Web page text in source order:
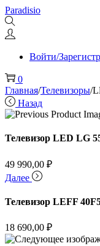
Перейти
к
навигации
Перейти
к
содержимому
Paradisio
Войти/
0
Главная/Телевизоры/
Назад
Телевизор LED LG
49 990,00 ₽
Далее
Телевизор LEFF
18 690,00 ₽